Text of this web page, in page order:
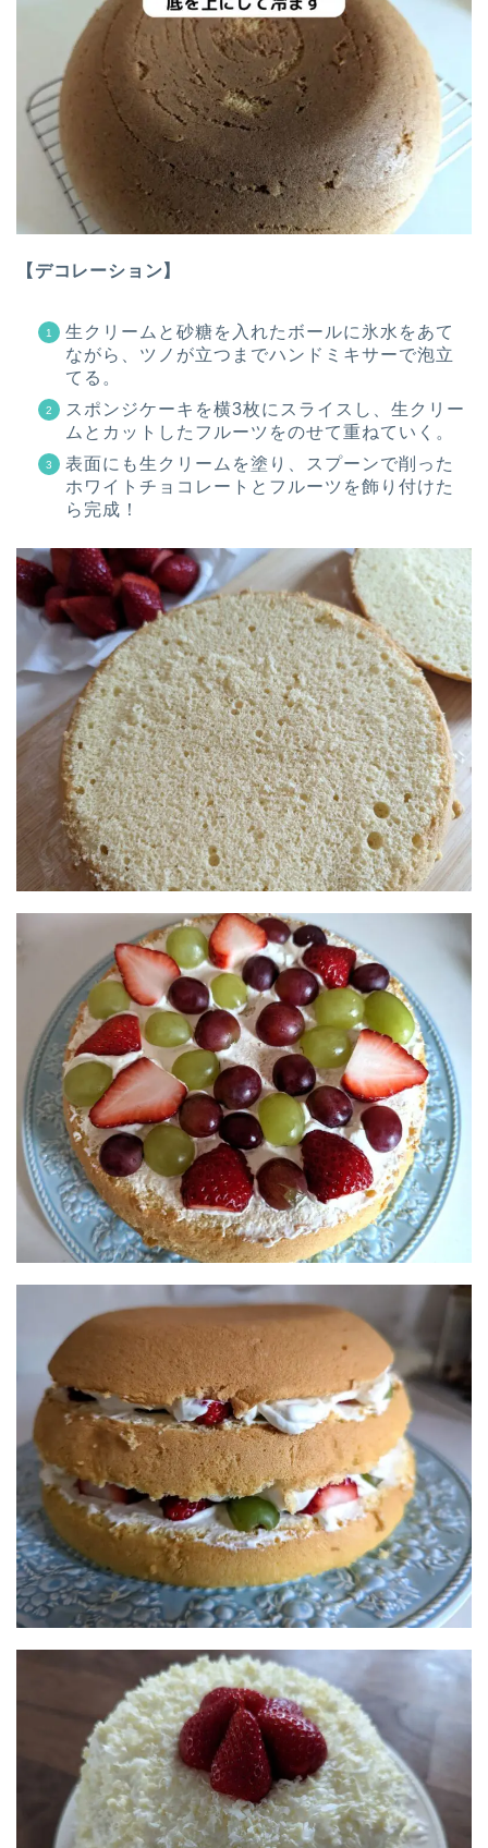
【デコレーション】
生クリームと砂糖を入れたボールに氷水をあて
ながら、ツノが立つまでハンドミキサーで泡立
てる。
スポンジケーキを横3枚にスライスし、生クリー
ムとカットしたフルーツをのせて重ねていく。
表面にも生クリームを塗り、スプーンで削った
ホワイトチョコレートとフルーツを飾り付けた
ら完成！